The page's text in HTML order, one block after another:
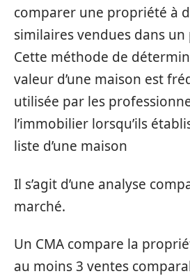
comparer une propriété à
similaires vendues dans un
Cette méthode de
valeur d’une maison est
utilisée par les
l’immobilier lorsqu’ils
liste d’une maison
Il s’agit d’une analyse
marché.
Un CMA compare la
au moins 3 ventes